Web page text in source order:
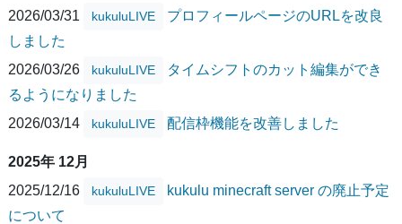
2026/03/31
kukuluLIVE
プロフィールページのURLを改良
しました
2026/03/26
kukuluLIVE
タイムシフトのカット編集ができ
るようになりました
2026/03/14
kukuluLIVE 配信枠機能を改善しました
2025年 12月
2025/12/16
kukuluLIVE
kukulu minecraft server の廃止予定
について